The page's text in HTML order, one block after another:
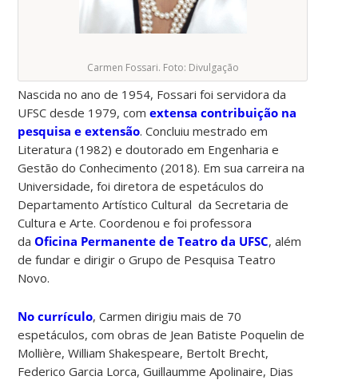
Carmen Fossari. Foto: Divulgação
Nascida no ano de 1954, Fossari foi servidora da
UFSC desde 1979, comextensa contribuição na
pesquisa e extensão. Concluiu mestrado em
Literatura (1982) e doutorado em Engenharia e
Gestão do Conhecimento (2018). Em sua carreira na
Universidade, foi diretora de espetáculos do
Departamento Artístico Cultural da Secretaria de
Cultura e Arte. Coordenou e foi professora
daOficina Permanente de Teatro da UFSC, além
de fundar e dirigir o Grupo de Pesquisa Teatro
Novo.
No currículo, Carmen dirigiu mais de 70
espetáculos, com obras de Jean Batiste Poquelin de
Mollière, William Shakespeare, Bertolt Brecht,
Federico Garcia Lorca, Guillaumme Apolinaire, Dias